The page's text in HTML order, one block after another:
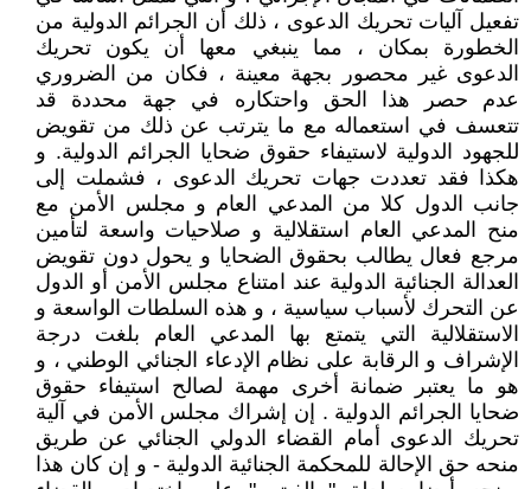
تفعيل آليات تحريك الدعوى ، ذلك أن الجرائم الدولية من
الخطورة بمكان ، مما ينبغي معها أن يكون تحريك
الدعوى غير محصور بجهة معينة ، فكان من الضروري
عدم حصر هذا الحق واحتكاره في جهة محددة قد
تتعسف في استعماله مع ما يترتب عن ذلك من تقويض
للجهود الدولية لاستيفاء حقوق ضحايا الجرائم الدولية. و
هكذا فقد تعددت جهات تحريك الدعوى ، فشملت إلى
جانب الدول كلا من المدعي العام و مجلس الأمن مع
منح المدعي العام استقلالية و صلاحيات واسعة لتأمين
مرجع فعال يطالب بحقوق الضحايا و يحول دون تقويض
العدالة الجنائية الدولية عند امتناع مجلس الأمن أو الدول
عن التحرك لأسباب سياسية ، و هذه السلطات الواسعة و
الاستقلالية التي يتمتع بها المدعي العام بلغت درجة
الإشراف و الرقابة على نظام الإدعاء الجنائي الوطني ، و
هو ما يعتبر ضمانة أخرى مهمة لصالح استيفاء حقوق
ضحايا الجرائم الدولية . إن إشراك مجلس الأمن في آلية
تحريك الدعوى أمام القضاء الدولي الجنائي عن طريق
منحه حق الإحالة للمحكمة الجنائية الدولية - و إن كان هذا